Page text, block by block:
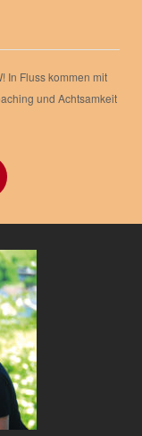
In Fluss kommen mit
und Achtsamkeit